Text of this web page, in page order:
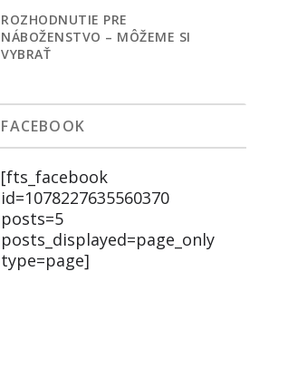
ROZHODNUTIE PRE
NÁBOŽENSTVO – MÔŽEME SI
VYBRAŤ
FACEBOOK
[fts_facebook
id=1078227635560370
posts=5
posts_displayed=page_only
type=page]